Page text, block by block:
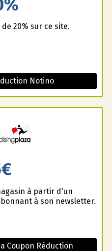
20% sur ce site.
Notino
à partir d'un
à son newsletter.
Coupon Réduction